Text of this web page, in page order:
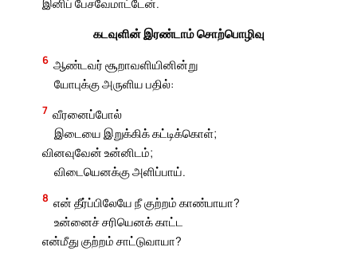
கடவுளின் இரண்டாம் சொற்பொழிவு
6 ஆண்டவர் சூறாவளியினின்று
யோபுக்கு அருளிய பதில்:
7 வீரனைப்போல்
இடையை இறுக்கிக் கட்டிக்கொள்;
வினவுவேன் உன்னிடம்;
விடையெனக்கு அளிப்பாய்.
8 என் தீர்ப்பிலேயே நீ குற்றம் காண்பாயா?
உன்னைச் சரியெனக் காட்ட
என்மீது குற்றம் சாட்டுவாயா?